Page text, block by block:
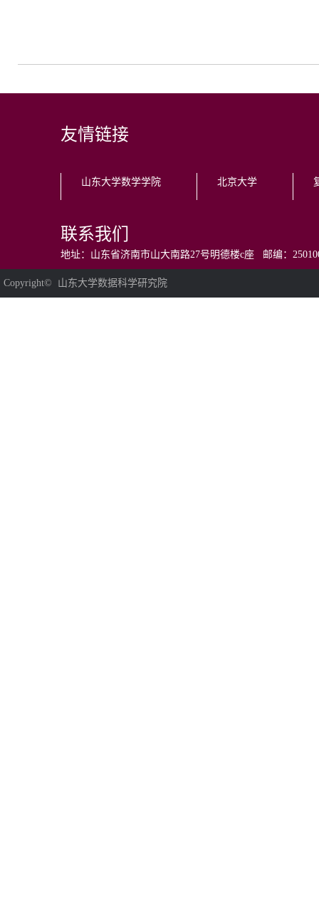
友情链接
山东大学数学学院 北京大学
联系我们
地址：山东省济南市山大南路27号明德楼c座 邮编：
Copyright© 山东大学数据科学研究院